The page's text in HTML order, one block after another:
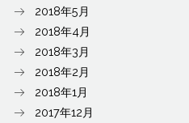
2018年5月
2018年4月
2018年3月
2018年2月
2018年1月
2017年12月